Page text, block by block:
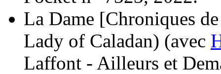
La Dame [Chroniques
Lady of Caladan) (avec
Laffont - Ailleurs et